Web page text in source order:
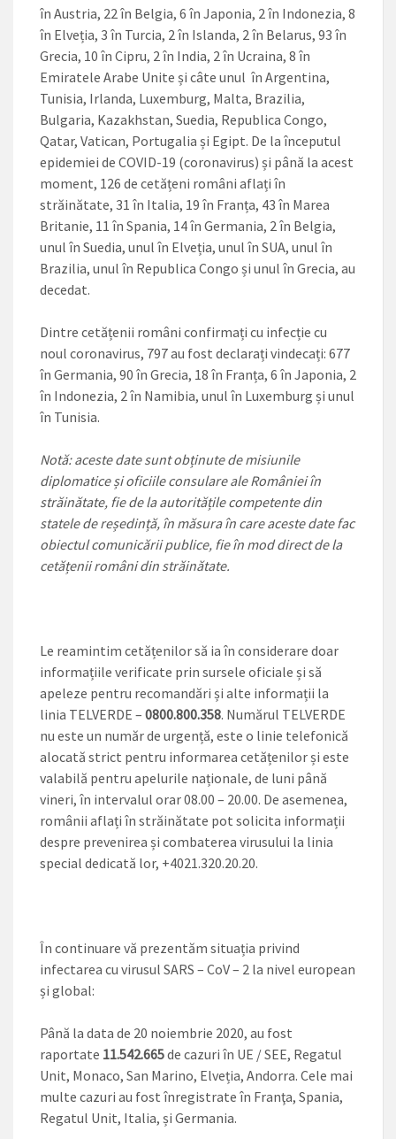
în Austria, 22 în Belgia, 6 în Japonia, 2 în Indonezia, 8
în Elveția, 3 în Turcia, 2 în Islanda, 2 în Belarus, 93 în
Grecia, 10 în Cipru, 2 în India, 2 în Ucraina, 8 în
Emiratele Arabe Unite și câte unul în Argentina,
Tunisia, Irlanda, Luxemburg, Malta, Brazilia,
Bulgaria, Kazakhstan, Suedia, Republica Congo,
Qatar, Vatican, Portugalia și Egipt. De la începutul
epidemiei de COVID-19 (coronavirus) și până la acest
moment, 126 de cetățeni români aflați în
străinătate, 31 în Italia, 19 în Franța, 43 în Marea
Britanie, 11 în Spania, 14 în Germania, 2 în Belgia,
unul în Suedia, unul în Elveția, unul în SUA, unul în
Brazilia, unul în Republica Congo și unul în Grecia, au
decedat.
Dintre cetățenii români confirmați cu infecție cu
noul coronavirus, 797 au fost declarați vindecați: 677
în Germania, 90 în Grecia, 18 în Franța, 6 în Japonia, 2
în Indonezia, 2 în Namibia, unul în Luxemburg și unul
în Tunisia.
Notă: aceste date sunt obținute de misiunile
diplomatice și oficiile consulare ale României în
străinătate, fie de la autoritățile competente din
statele de reședință, în măsura în care aceste date fac
obiectul comunicării publice, fie în mod direct de la
cetățenii români din străinătate.
Le reamintim cetățenilor să ia în considerare doar
informațiile verificate prin sursele oficiale și să
apeleze pentru recomandări și alte informații la
linia TELVERDE – 0800.800.358. Numărul TELVERDE
nu este un număr de urgență, este o linie telefonică
alocată strict pentru informarea cetățenilor și este
valabilă pentru apelurile naționale, de luni până
vineri, în intervalul orar 08.00 – 20.00. De asemenea,
românii aflați în străinătate pot solicita informații
despre prevenirea și combaterea virusului la linia
special dedicată lor, +4021.320.20.20.
În continuare vă prezentăm situația privind
infectarea cu virusul SARS – CoV – 2 la nivel european
și global:
Până la data de 20 noiembrie 2020, au fost
raportate 11.542.665de cazuri în UE / SEE, Regatul
Unit, Monaco, San Marino, Elveția, Andorra. Cele mai
multe cazuri au fost înregistrate în Franţa, Spania,
Regatul Unit, Italia, și Germania.